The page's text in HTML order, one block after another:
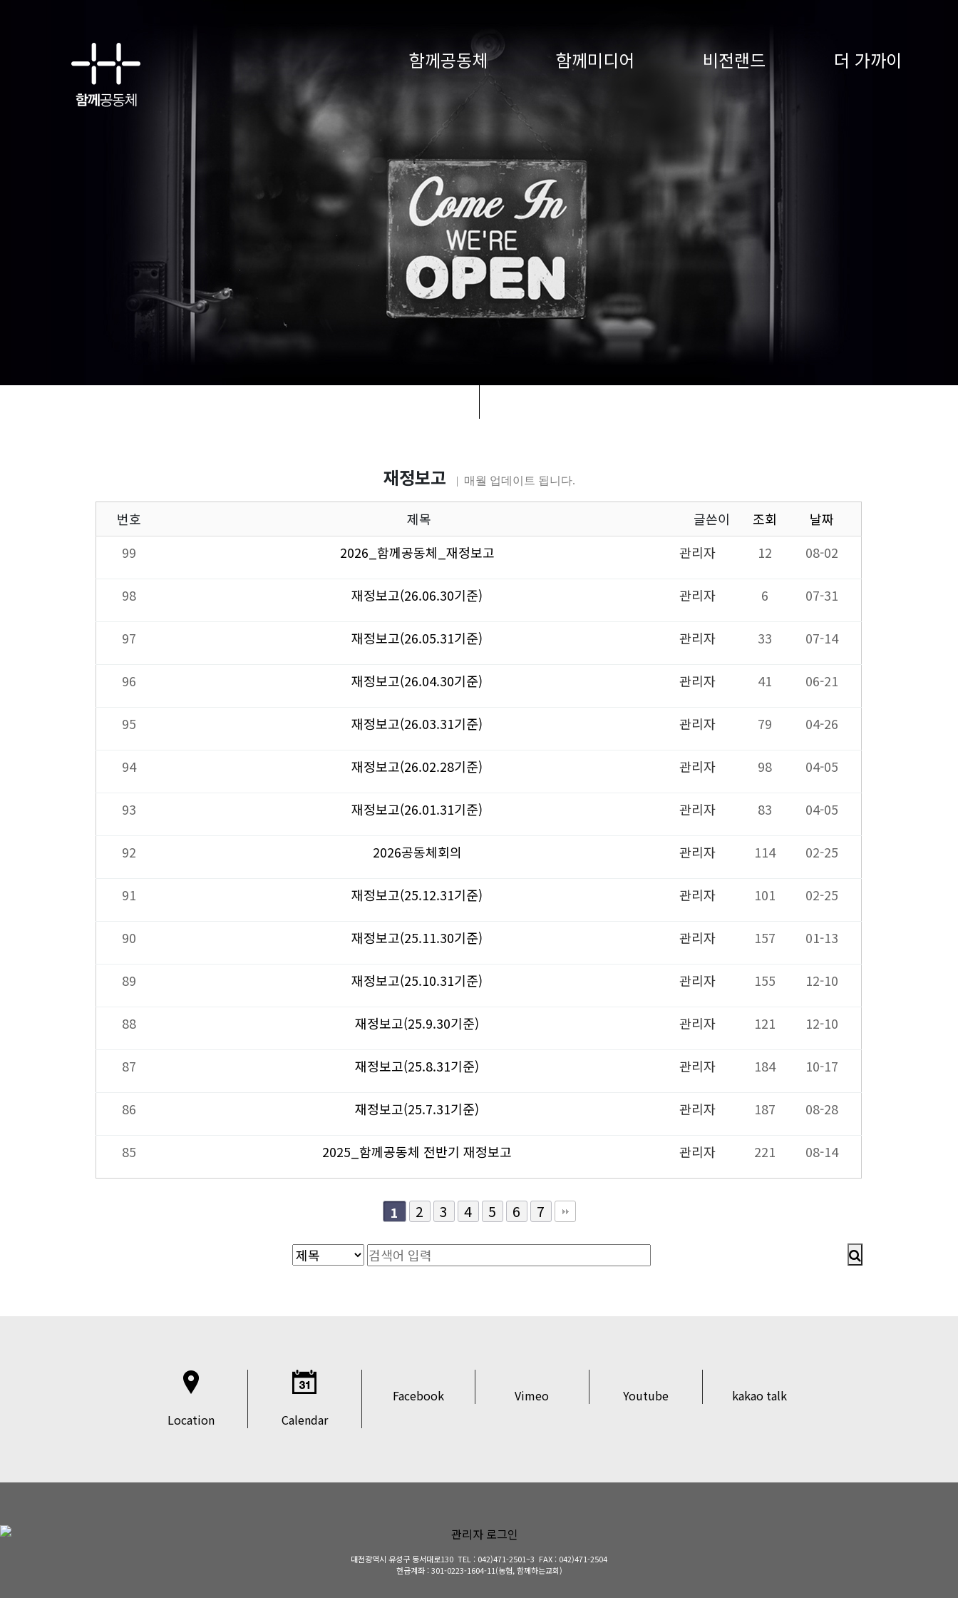
함께공동체 함께미디어 비전랜드 더 가까이
재정보고 | 매월 업데이트 됩니다.
번호 제목 글쓴이 조회
날짜
99
2026_함께공동체_재정보고 관리자 12 08-02
98 재정보고(26.06.30기준) 관리자 6 07-31
97 재정보고(26.05.31기준) 관리자 33 07-14
96 재정보고(26.04.30기준) 관리자 41 06-21
95 재정보고(26.03.31기준) 관리자 79 04-26
94 재정보고(26.02.28기준) 관리자 98 04-05
93 재정보고(26.01.31기준) 관리자 83 04-05
92 2026공동체회의 관리자 114 02-25
91 재정보고(25.12.31기준) 관리자 101 02-25
90 재정보고(25.11.30기준) 관리자 157 01-13
89 재정보고(25.10.31기준) 관리자 155 12-10
88 재정보고(25.9.30기준) 관리자 121 12-10
87 재정보고(25.8.31기준) 관리자 184 10-17
86 재정보고(25.7.31기준) 관리자 187 08-28
85 2025_함께공동체 전반기 재정보고 관리자 221 08-14
1 2 3 4 5 6 7
Location Calendar
Facebook Vimeo Youtube kakao talk
대전광역시 유성구 동서대로130 TEL : 042)471-2501~3 FAX : 042)471-2504
헌금계좌 : 301-0223-1604-11(농협, 함께하는교회)